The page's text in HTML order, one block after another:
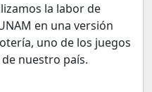
la labor de
en una versión
uno de los juegos
nuestro país.